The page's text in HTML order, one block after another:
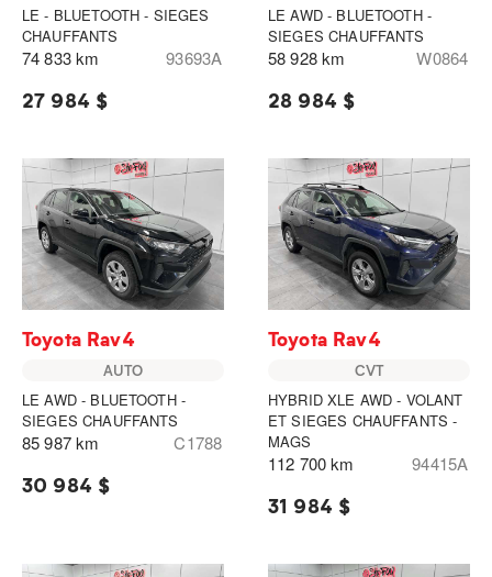
LE - BLUETOOTH - SIEGES
CHAUFFANTS
74 833 km 93693A
27 984 $
LE AWD - BLUETOOTH -
SIEGES CHAUFFANTS
58 928 km W0864
28 984 $
Toyota Rav4
AUTO
LE AWD - BLUETOOTH -
SIEGES CHAUFFANTS
85 987 km C1788
30 984 $
Toyota Rav4
CVT
HYBRID XLE AWD - VOLANT
ET SIEGES CHAUFFANTS -
MAGS
112 700 km 94415A
31 984 $